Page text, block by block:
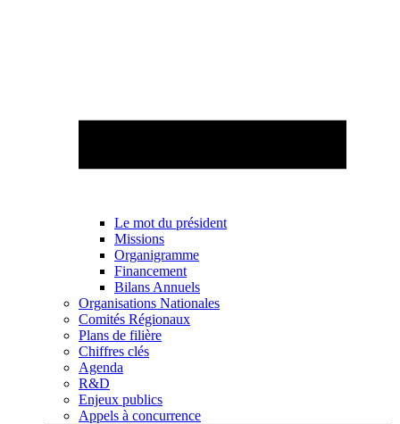
Le mot du président
Missions
Organigramme
Financement
Bilans Annuels
Organisations Nationales
Comités Régionaux
Plans de filière
Chiffres clés
Agenda
R&D
Enjeux publics
Appels à concurrence